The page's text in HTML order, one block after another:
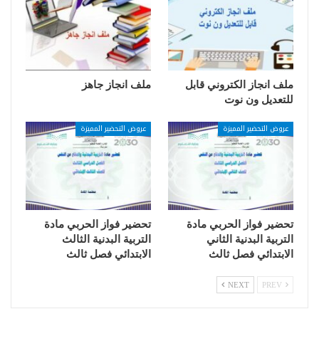
ملف انجاز الكتروني قابل
للتعديل ون نوت
ملف انجاز جاهز
عروض التحضير المميزة
تحضير فواز الحربي مادة
التربية البدنية الثاني
الابتدائي فصل ثالث
عروض التحضير المميزة
تحضير فواز الحربي مادة
التربية البدنية الثالث
الابتدائي فصل ثالث
NEXT